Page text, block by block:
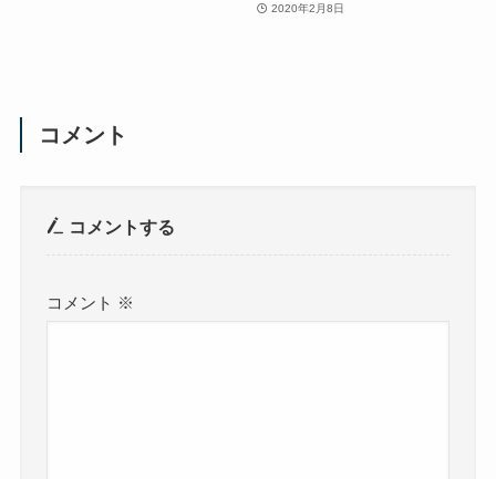
2020年2月8日
コメント
コメントする
コメント ※